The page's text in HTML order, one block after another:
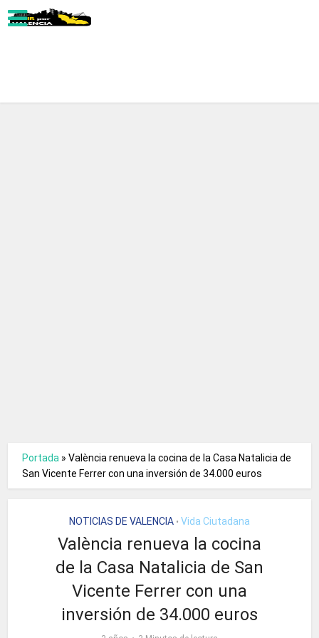
Portada »València renueva la cocina de la Casa Natalicia de
San Vicente Ferrer con una inversión de 34.000 euros
NOTICIAS DE VALENCIA • Vida Ciutadana
València renueva la cocina
de la Casa Natalicia de San
Vicente Ferrer con una
inversión de 34.000 euros